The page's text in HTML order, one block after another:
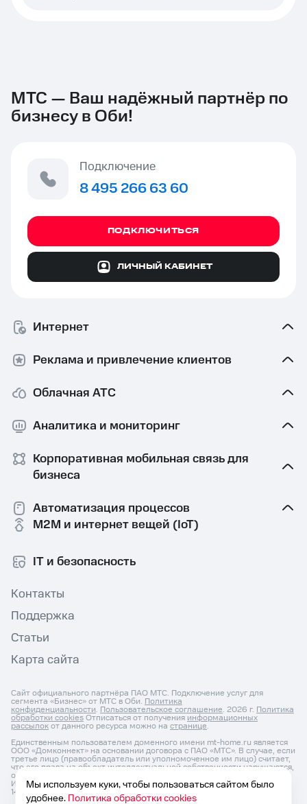
МТС — Ваш надёжный партнёр по
бизнесу в Оби!
Подключение
8 495 266 63 60
ПОДКЛЮЧИТЬСЯ
ЛИЧНЫЙ КАБИНЕТ
Интернет
Реклама и привлечение клиентов
Облачная АТС
Аналитика и мониторинг
Корпоративная мобильная связь⁠ для
бизнеса
Автоматизация процессов
M2M и интернет вещей (IoT)
IT и безопасность
Контакты
Поддержка
Статьи
Карта сайта
Сайт официального партнёра ПАО МТС. Подключение услуг для
сегмента «Бизнес» от МТС в Оби. Политика
конфиденциальности. Пользовательское соглашение. 2026 г. Политика
обработки cookies Отписаться от получения информационных
рассылок от данного ресурса можно на странице.
Единственным пользователем доменного имени mt-home.ru является
ООО «Домконнект» на основании договора с ПАО «МТС». В случае, если
третье лицо (правообладатель или уполномоченное им лицо) считает,
что его права на объект интеллектуальной собственности нарушаются,
он может направить претензию по адресу: ОГРНИП: 1187627031525,
ИНН: 7604350152, Юр. Адрес 150046, Россия, Ярославль г, Титова ул, д.
14 корп 3, оф.кв. 54 и по e-mail:
info@domconnect.ru
Мы используем куки, чтобы пользоваться сайтом было
удобнее. Политика обработки cookies